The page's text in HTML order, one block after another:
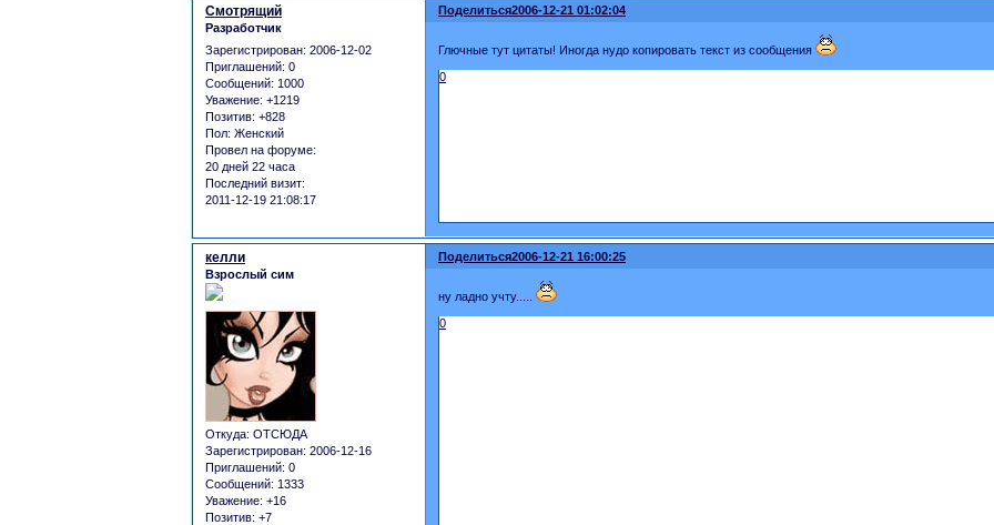
Поделиться2006-12-21 01:02:04
Смотрящий
Разработчик
Зарегистрирован: 2006-12-02
Приглашений: 0
Сообщений: 1000
Уважение: +1219
Позитив: +828
Пол: Женский
Провел на форуме:
20 дней 22 часа
Последний визит:
2011-12-19 21:08:17
Глючные тут цитаты! Иногда нудо копировать текст из сообщения
0
Поделиться2006-12-21 16:00:25
келли
Взрослый сим
Откуда: ОТСЮДА
Зарегистрирован: 2006-12-16
Приглашений: 0
Сообщений: 1333
Уважение: +16
Позитив: +7
ну ладно учту.....
0